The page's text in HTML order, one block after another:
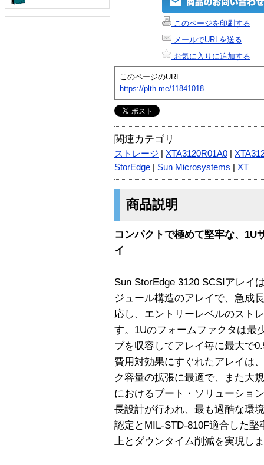
このページを印刷する
メールでURLを送る
お気に入りに追加する
このページのURL
https://plth.me/11841018
関連カテゴリ
ストレージ XTA3120R01A0
StorEdge
Sun Microsystems XT
商品説明
コンパクトで極めて堅牢な、1U
イ
Sun StorEdge 3120 SCSIアレイ
ジュール構造のアレイで、急成
応し、エントリーレベルのスト
す。1Uのフォームファクタは最
ブを収容してアレイ毎に最大で
費用対効果にすぐれたアレイは
ク容量の拡張に最適で、また大
におけるブート・ソリューショ
長設計が行われ、最も過酷な環
認定とMIL-STD-810F適合した
上とダウンタイム削減を実現し